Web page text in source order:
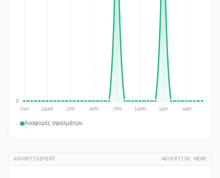
Αναφορές σφαλμάτων
ADVERTISEMENT ADVERTISE HERE